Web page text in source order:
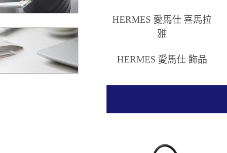
HERMES 愛馬仕 喜馬拉
雅
HERMES 愛馬仕 飾品